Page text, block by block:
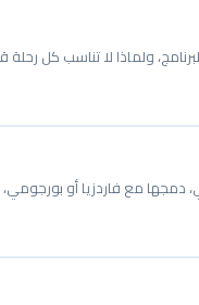
ولماذا لا تناسب كل رحلة
دمجها مع فاردزيا أو